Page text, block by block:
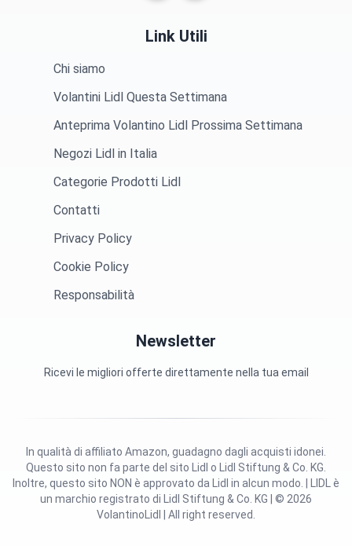
Link Utili
Chi siamo
Volantini Lidl Questa Settimana
Anteprima Volantino Lidl Prossima Settimana
Negozi Lidl in Italia
Categorie Prodotti Lidl
Contatti
Privacy Policy
Cookie Policy
Responsabilità
Newsletter
Ricevi le migliori offerte direttamente nella tua email
Questo sito non fa parte del sito Lidl o Lidl Stiftung & Co. KG.
Inoltre, questo sito NON è approvato da Lidl in alcun modo. | LIDL è
un marchio registrato di Lidl Stiftung & Co. KG | © 2026
VolantinoLidl | All right reserved.
In qualità di affiliato Amazon, guadagno dagli acquisti idonei.